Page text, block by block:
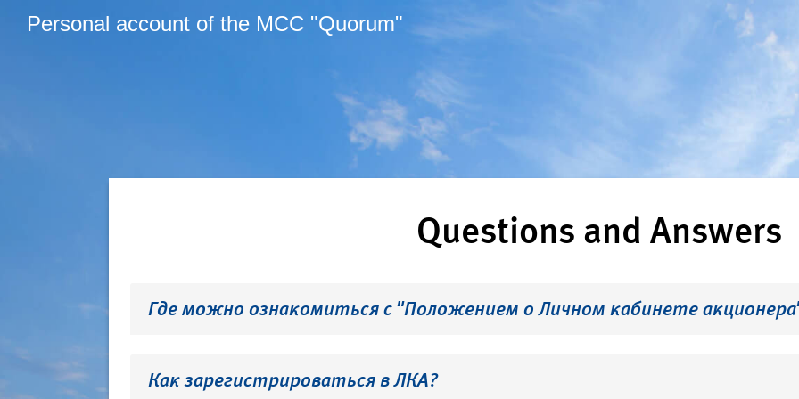
Personal account of the MCC "Quorum"
Questions and Answers
Где можно ознакомиться с "Положением о Личном кабинете
Как зарегистрироваться в ЛКА?